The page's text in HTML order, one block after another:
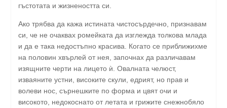
гъстотата и жизнеността си.
Ако трябва да кажа истината чистосърдечно, признавам
си, че не очаквах ромейката да изглежда толкова млада
и да е така недостъпно красива. Когато се приближихме
на половин хвърлей от нея, започнах да различавам
изящните черти на лицето ѝ. Овалната челюст,
изваяните устни, високите скули, едрият, но прав и
волеви нос, сърнешките по форма и цвят очи и
високото, недокоснато от летата и грижите снежнобяло